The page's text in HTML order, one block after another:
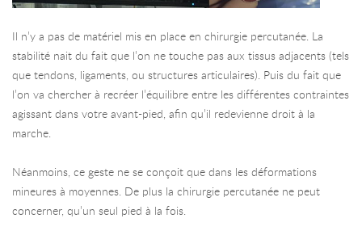
Il n’y a pas de matériel mis en place en chirurgie percutanée. La
stabilité nait du fait que l’on ne touche pas aux tissus adjacents (tels
que tendons, ligaments, ou structures articulaires). Puis du fait que
l’on va chercher à recréer l’équilibre entre les différentes contraintes
agissant dans votre avant-pied, afin qu’il redevienne droit à la
marche.
Néanmoins, ce geste ne se conçoit que dans les déformations
mineures à moyennes. De plus la chirurgie percutanée ne peut
concerner, qu’un seul pied à la fois.